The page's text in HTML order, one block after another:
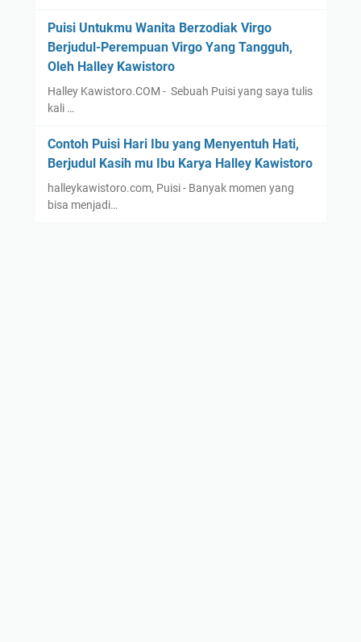
Puisi Untukmu Wanita Berzodiak Virgo
Berjudul-Perempuan Virgo Yang Tangguh,
Oleh Halley Kawistoro
Halley Kawistoro.COM - Sebuah Puisi yang saya tulis
kali …
Contoh Puisi Hari Ibu yang Menyentuh Hati,
Berjudul Kasih mu Ibu Karya Halley Kawistoro
halleykawistoro.com, Puisi - Banyak momen yang
bisa menjadi…